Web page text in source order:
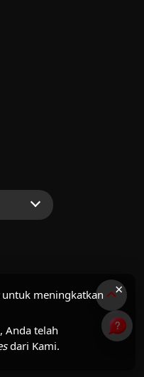
×
untuk meningkatkan
Anda telah
dari Kami.